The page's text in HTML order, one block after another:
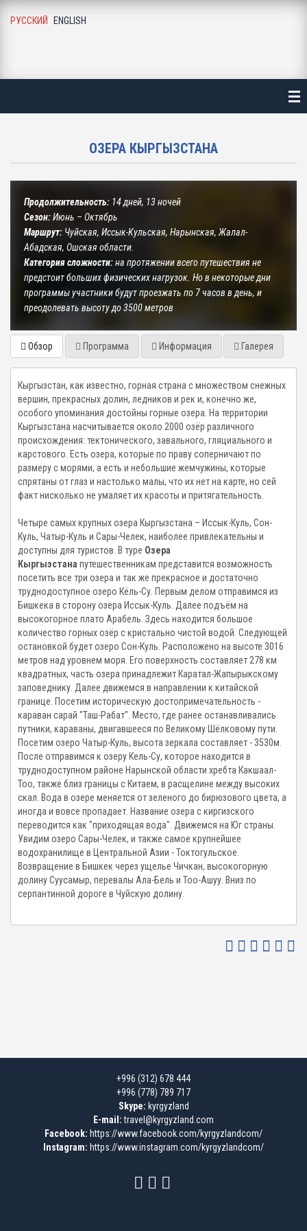
РУССКИЙ ENGLISH
ГАЛЕРЕЯ
И НОВОСТИ
И ПАРТНЕРЫ
ОЗЕРА КЫРГЫЗСТАНА
Продолжительность: 14 дней, 13 ночей
Сезон:Июнь – Октябрь
Маршрут: Чуйская, Иссык-Кульская, Нарынская, Жалал-
Абадская, Ошская области.
Категория сложности:на протяжении всего путешествия не
предстоит больших физических нагрузок. Но в некоторые дни
программы участники будут проезжать по 7 часов в день, и
преодолевать высоту до 3500 метров
Обзор Программа Информация Галерея
Кыргызстан, как известно, горная страна с множеством снежных
вершин, прекрасных долин, ледников и рек и, конечно же,
особого упоминания достойны горные озера. На территории
Кыргызстана насчитывается около 2000 озёр различного
происхождения: тектонического, завального, гляциального и
карстового. Есть озера, которые по праву соперничают по
размеру с морями, а есть и небольшие жемчужины, которые
спрятаны от глаз и настолько малы, что их нет на карте, но сей
факт нисколько не умаляет их красоты и притягательность.
Четыре самых крупных озера Кыргызстана – Иссык-Куль, Сон-
Куль, Чатыр-Куль и Сары-Челек, наиболее привлекательны и
доступны для туристов. В туре Озера
Кыргызстана путешественникам представится возможность
посетить все три озера и так же прекрасное и достаточно
труднодоступное озеро Кёль-Су. Первым делом отправимся из
Бишкека в сторону озера Иссык-Куль. Далее подъём на
высокогорное плато Арабель. Здесь находится большое
количество горных озёр с кристально чистой водой. Следующей
остановкой будет озеро Сон-Куль. Расположено на высоте 3016
метров над уровнем моря. Его поверхность составляет 278 км
квадратных, часть озера принадлежит Каратал-Жапырыкскому
заповеднику. Далее движемся в направлении к китайской
границе. Посетим историческую достопримечательность -
караван сарай "Таш-Рабат". Место, где ранее останавливались
путники, караваны, двигавшееся по Великому Шёлковому пути.
Посетим озеро Чатыр-Куль, высота зеркала составляет - 3530м.
После отправимся к озеру Кель-Су, которое находится в
труднодоступном районе Нарынской области хребта Какшаал-
Тоо, также близ границы с Китаем, в расщелине между высоких
скал. Вода в озере меняется от зеленого до бирюзового цвета, а
иногда и вовсе пропадает. Название озера с киргизского
переводится как "приходящая вода". Движемся на Юг страны.
Увидим озеро Сары-Челек, и также самое крупнейшее
водохранилище в Центральной Азии - Токтогульское.
Возвращение в Бишкек через ущелье Чичкан, высокогорную
долину Суусамыр, перевалы Ала-Бель и Тоо-Ашуу. Вниз по
серпантинной дороге в Чуйскую долину.
+996 (312) 678 444
+996 (778) 789 717
Skype: kyrgyzland
E-mail: travel@kyrgyzland.com
Facebook: https://www.facebook.com/kyrgyzlandcom/
Instagram: https://www.instagram.com/kyrgyzlandcom/